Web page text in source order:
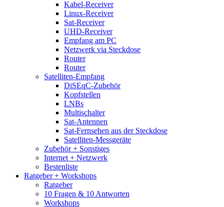
Kabel-Receiver
Linux-Receiver
Sat-Receiver
UHD-Receiver
Empfang am PC
Netzwerk via Steckdose
Router
Router
Satelliten-Empfang
DiSEqC-Zubehör
Kopfstellen
LNBs
Multischalter
Sat-Antennen
Sat-Fernsehen aus der Steckdose
Satelliten-Messgeräte
Zubehör + Sonstiges
Internet + Netzwerk
Bestenliste
Ratgeber + Workshops
Ratgeber
10 Fragen & 10 Antworten
Workshops